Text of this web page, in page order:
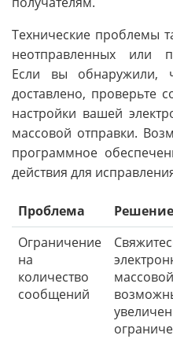
Технические проблемы
неотправленных или
Если вы обнаружили,
доставлено, проверьте
настройки вашей
массовой отправки.
программное
действия для
Проблема
Решение
Ограничение
на
количество
сообщений